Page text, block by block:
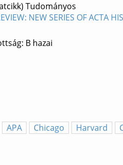
Tudományos
NEW SERIES OF ACTA
B hazai
APA Chicago Harvard